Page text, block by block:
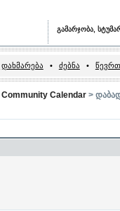
გამარჯობა,
დახმარება • ძებნა •
Community Calendar>